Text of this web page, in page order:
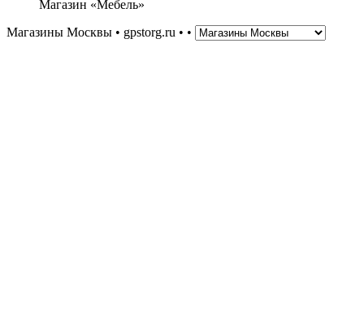
Магазин «Мебель»
Магазины Москвы • gpstorg.ru • •